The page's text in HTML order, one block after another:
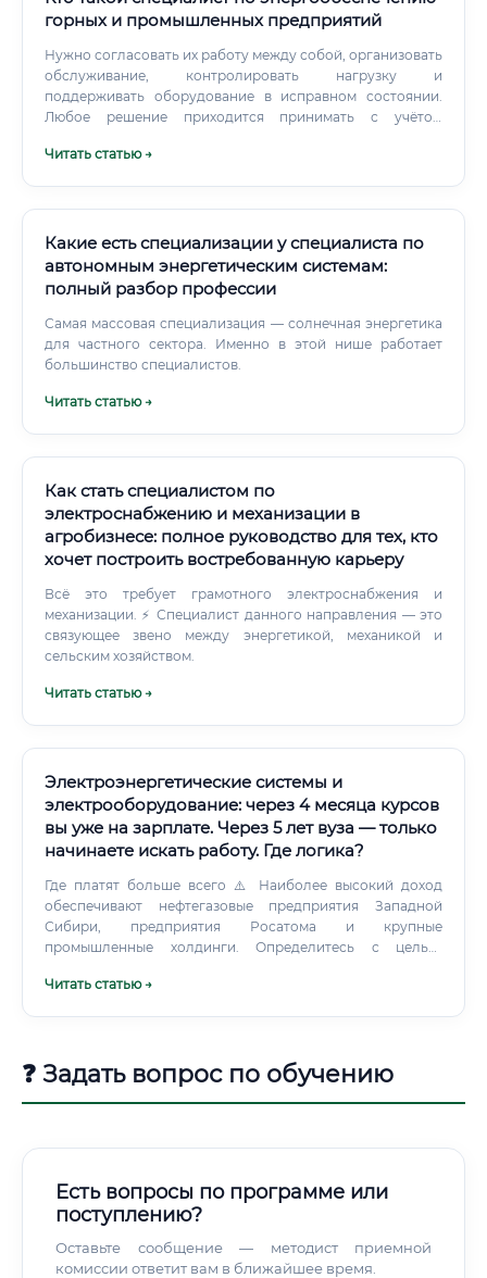
горных и промышленных предприятий
Нужно согласовать их работу между собой, организовать
обслуживание, контролировать нагрузку и
поддерживать оборудование в исправном состоянии.
Любое решение приходится принимать с учётом
процесса.
Читать статью →
Какие есть специализации у специалиста по
автономным энергетическим системам:
полный разбор профессии
Самая массовая специализация — солнечная энергетика
для частного сектора. Именно в этой нише работает
большинство специалистов.
Читать статью →
Как стать специалистом по
электроснабжению и механизации в
агробизнесе: полное руководство для тех, кто
хочет построить востребованную карьеру
Всё это требует грамотного электроснабжения и
механизации. ⚡ Специалист данного направления — это
связующее звено между энергетикой, механикой и
сельским хозяйством.
Читать статью →
Электроэнергетические системы и
электрооборудование: через 4 месяца курсов
вы уже на зарплате. Через 5 лет вуза — только
начинаете искать работу. Где логика?
Где платят больше всего ⚠️ Наиболее высокий доход
обеспечивают нефтегазовые предприятия Западной
Сибири, предприятия Росатома и крупные
промышленные холдинги. Определитесь с целью:
Читать статью →
❓ Задать вопрос по обучению
Есть вопросы по программе или
поступлению?
Оставьте сообщение — методист приемной
комиссии ответит вам в ближайшее время.